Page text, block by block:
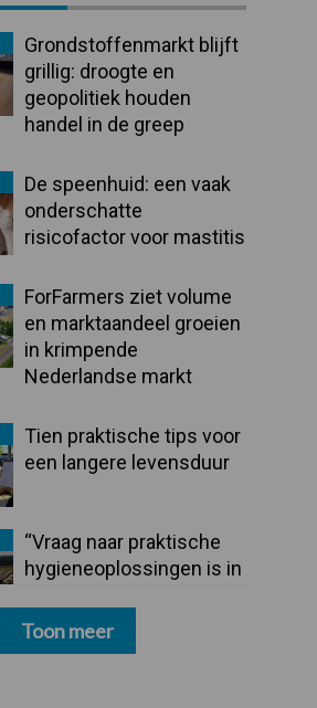
Grondstoffenmarkt blijft
grillig: droogte en
geopolitiek houden
handel in de greep
De speenhuid: een vaak
onderschatte
risicofactor voor mastitis
ForFarmers ziet volume
en marktaandeel groeien
in krimpende
Nederlandse markt
Tien praktische tips voor
een langere levensduur
“Vraag naar praktische
hygieneoplossingen is in
Toon meer